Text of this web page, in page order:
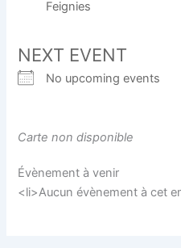
Feignies
NEXT EVENT
No upcoming events
Carte non disponible
Évènement à venir
<li>Aucun évènement à cet